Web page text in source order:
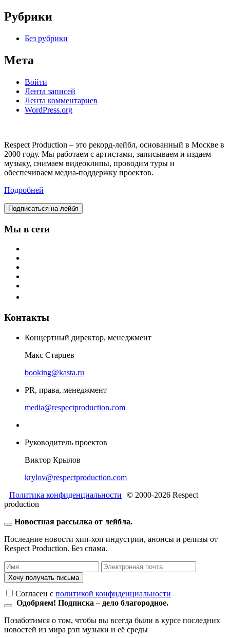
Рубрики
Без рубрики
Мета
Войти
Лента записей
Лента комментариев
WordPress.org
Respect Production – это рекорд-лейбл, основанный в Москве в
2000 году. Мы работаем с артистами, записываем и издаем
музыку, снимаем видеоклипы, проводим туры и
обеспечиваем медиа-поддержку проектов.
Подробней
Подписаться на лейбл
Мы в сети
Контакты
Концертный директор, менеджмент
Макс Старцев
booking@kasta.ru
PR, права, менеджмент
media@respectproduction.com
Руководитель проектов
Виктор Крылов
krylov@respectproduction.com
Политика конфиденциальности
© 2000-2026 Respect
production
Новостная рассылка от лейбла.
Последние новости хип-хоп индустрии, анонсы и релизы от
Respect Production. Без спама.
Хочу получать письма
Согласен c политикой конфиденциальности
Одобряем! Подписка – дело благородное.
Позаботимся о том, чтобы вы всегда были в курсе последних
новостей из мира рэп музыки и её среды